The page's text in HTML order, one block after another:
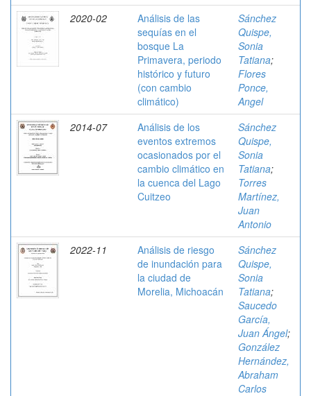
2020-02
Análisis de las
sequías en el
bosque La
Primavera, periodo
histórico y futuro
(con cambio
climático)
Sánchez
Quispe,
Sonia
Tatiana;
Flores
Ponce,
Angel
2014-07
Análisis de los
eventos extremos
ocasionados por el
cambio climático en
la cuenca del Lago
Cuitzeo
Sánchez
Quispe,
Sonia
Tatiana;
Torres
Martínez,
Juan
Antonio
2022-11
Análisis de riesgo
de inundación para
la ciudad de
Morelia, Michoacán
Sánchez
Quispe,
Sonia
Tatiana;
Saucedo
García,
Juan Ángel;
González
Hernández,
Abraham
Carlos